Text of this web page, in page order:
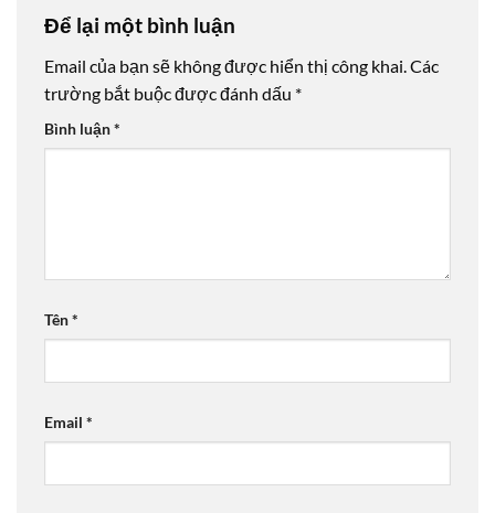
Để lại một bình luận
Email của bạn sẽ không được hiển thị công khai.Các
trường bắt buộc được đánh dấu *
Bình luận*
Tên*
Email *